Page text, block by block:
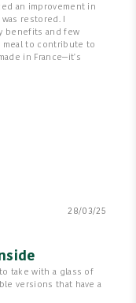
an improvement in
restored. I
benefits and few
meal to contribute to
in France—it's
28/03/25
take with a glass of
versions that have a